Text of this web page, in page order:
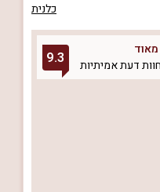
כלנית
מאוד
9.3